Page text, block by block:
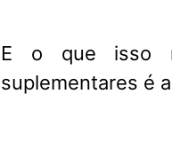
E o que isso
suplementares é